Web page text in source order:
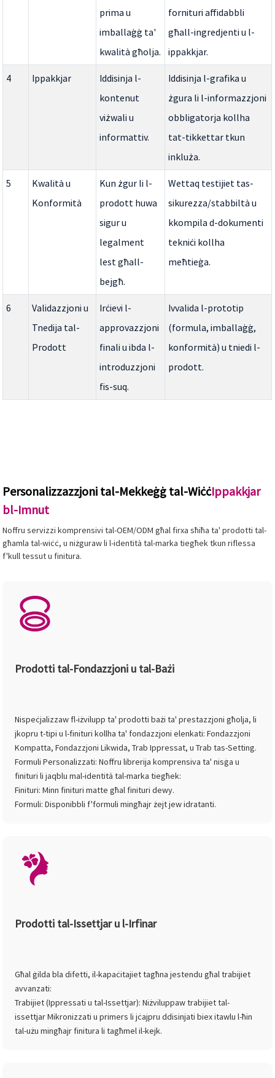
prima u
imballaġġ ta'
kwalità għolja.
fornituri affidabbli
għall-ingredjenti u l-
ippakkjar.
4 Ippakkjar
Iddisinja l-
kontenut
viżwali u
informattiv.
Iddisinja l-grafika u
żgura li l-informazzjoni
obbligatorja kollha
tat-tikkettar tkun
inkluża.
5
Kwalità u
Konformità
Kun żgur li l-
prodott huwa
sigur u
legalment
lest għall-
bejgħ.
Wettaq testijiet tas-
sikurezza/stabbiltà u
kkompila d-dokumenti
tekniċi kollha
meħtieġa.
6
Validazzjoni u
Tnedija tal-
Prodott
Irċievi l-
approvazzjoni
finali u ibda l-
introduzzjoni
fis-suq.
Ivvalida l-prototip
(formula, imballaġġ,
konformità) u tniedi l-
prodott.
Personalizzazzjoni tal-Mekkeġġ tal-WiċċIppakkjar
bl-Imnut
Noffru servizzi komprensivi tal-OEM/ODM għal firxa sħiħa ta' prodotti tal-
għamla tal-wiċċ, u niżguraw li l-identità tal-marka tiegħek tkun riflessa
f'kull tessut u finitura.
Prodotti tal-Fondazzjoni u tal-Bażi
Nispeċjalizzaw fl-iżvilupp ta' prodotti bażi ta' prestazzjoni għolja, li
jkopru t-tipi u l-finituri kollha ta' fondazzjoni elenkati: Fondazzjoni
Kompatta, Fondazzjoni Likwida, Trab Ippressat, u Trab tas-Setting.
Formuli Personalizzati: Noffru librerija komprensiva ta' nisġa u
finituri li jaqblu mal-identità tal-marka tiegħek:
Finituri: Minn finituri matte għal finituri dewy.
Formuli: Disponibbli f'formuli mingħajr żejt jew idratanti.
Prodotti tal-Issettjar u l-Irfinar
Għal ġilda bla difetti, il-kapaċitajiet tagħna jestendu għal trabijiet
avvanzati:
Trabijiet (Ippressati u tal-Issettjar): Niżviluppaw trabijiet tal-
issettjar Mikronizzati u primers li jċajpru ddisinjati biex itawlu l-ħin
tal-użu mingħajr finitura li tagħmel il-kejk.